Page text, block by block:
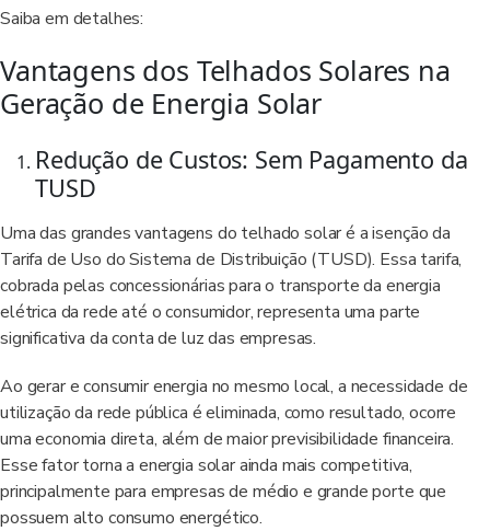
Saiba em detalhes:
Vantagens dos Telhados Solares na
Geração de Energia Solar
Redução de Custos: Sem Pagamento da
TUSD
Uma das grandes vantagens do telhado solar é a isenção da
Tarifa de Uso do Sistema de Distribuição (TUSD). Essa tarifa,
cobrada pelas concessionárias para o transporte da energia
elétrica da rede até o consumidor, representa uma parte
significativa da conta de luz das empresas.
Ao gerar e consumir energia no mesmo local, a necessidade de
utilização da rede pública é eliminada, como resultado, ocorre
uma economia direta, além de maior previsibilidade financeira.
Esse fator torna a energia solar ainda mais competitiva,
principalmente para empresas de médio e grande porte que
possuem alto consumo energético.